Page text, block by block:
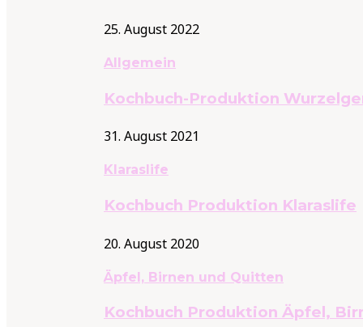
25. August 2022
Allgemein
Kochbuch-Produktion
31. August 2021
Klaraslife
Kochbuch Produktion Klaraslife
20. August 2020
Äpfel, Birnen und Quitten
Kochbuch Produktion Äpfel,